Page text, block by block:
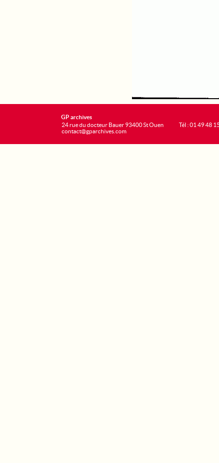
GP archives
24 rue du docteur Bauer 93400 St Ouen
contact@gparchives.com
Tél : 01 49 48